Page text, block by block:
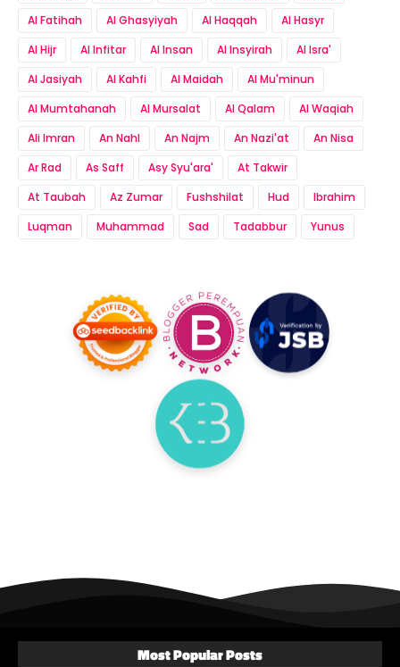
Al Fatihah
Al Ghasyiyah Al Haqqah
Al Hasyr
Al Hijr
Al Infitar Al Insan Al Insyirah
Al Isra'
Al Jasiyah
Al Kahfi Al Maidah
Al Mu'minun
Al Mumtahanah
Al Mursalat Al Qalam
Al Waqiah
Ali Imran
An Nahl An Najm An Nazi'at
An Nisa
Ar Rad
As Saff Asy Syu'ara'
At Takwir
At Taubah
Az Zumar Fushshilat Hud
Ibrahim
Luqman
Muhammad Sad Tadabbur Yunus
Most Popular Posts